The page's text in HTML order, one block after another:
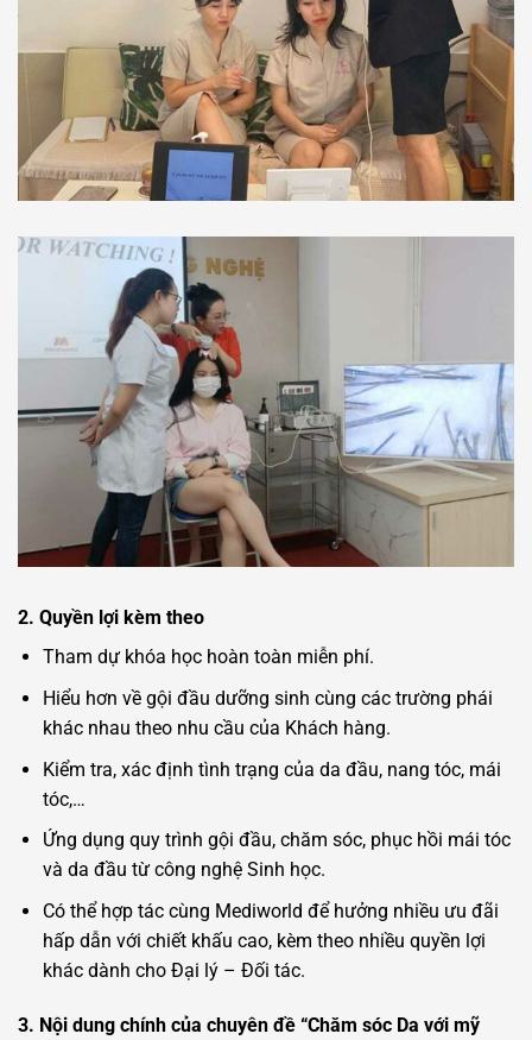
2. Quyền lợi kèm theo
Tham dự khóa học hoàn toàn miễn phí.
Hiểu hơn về gội đầu dưỡng sinh cùng các trường phái
khác nhau theo nhu cầu của Khách hàng.
Kiểm tra, xác định tình trạng của da đầu, nang tóc, mái
tóc,…
Ứng dụng quy trình gội đầu, chăm sóc, phục hồi mái tóc
và da đầu từ công nghệ Sinh học.
Có thể hợp tác cùng Mediworld để hưởng nhiều ưu đãi
hấp dẫn với chiết khấu cao, kèm theo nhiều quyền lợi
khác dành cho Đại lý – Đối tác.
3. Nội dung chính của chuyên đề “Chăm sóc Da với mỹ